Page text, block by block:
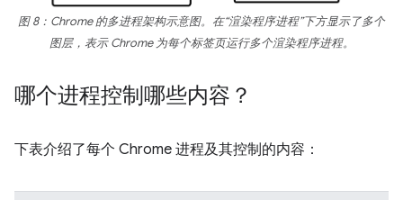
图 8：Chrome 的多进程架构示意图。在“渲染程序进程”下方显示了多个
图层，表示 Chrome 为每个标签页运行多个渲染程序进程。
哪个进程控制哪些内容？
下表介绍了每个 Chrome 进程及其控制的内容：